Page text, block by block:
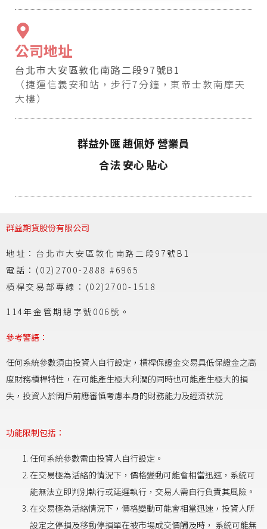
公司地址
台北市大安區敦化南路二段97號B1
（捷運信義安和站，步行7分鐘，東帝士敦南摩天
大樓）
群益外匯 趙佩妤 營業員
合法 安心 貼心
群益期貨股份有限公司
地址：台北市大安區敦化南路二段97號B1
電話：(02)2700-2888 #6965
槓桿交易部專線：(02)2700-1518
114年金管期總字號006號。
參考警語：
任何系統參數須由投資人自行設定，槓桿保證金交易具低保證金之高
度財務槓桿特性，在可能產生極大利潤的同時也可能產生極大的損
失，投資人於開戶前應審慎考慮本身的財務能力及經濟狀況
功能限制包括：
任何系統參數需由投資人自行設定。
在交易極為活絡的情況下，價格變動可能會相當迅速，系統可
能無法立即判別執行或延遲執行，交易人需自行負責其風險。
在交易極為活絡情況下，價格變動可能會相當迅速，投資人所
設定之停損及移動停損單在被市場成交價觸及時， 系統可能無